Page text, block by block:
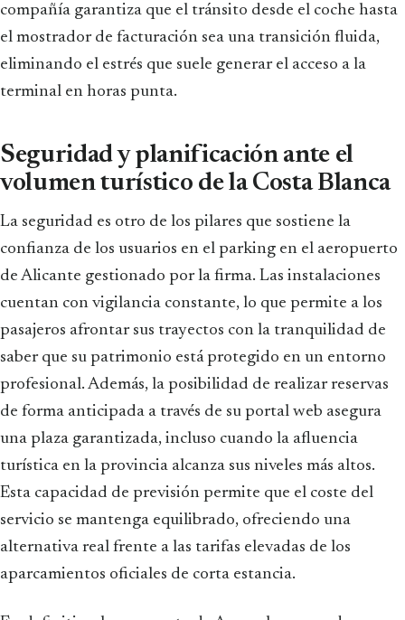
compañía garantiza que el tránsito desde el coche hasta
el mostrador de facturación sea una transición fluida,
eliminando el estrés que suele generar el acceso a la
terminal en horas punta.
Seguridad y planificación ante el
volumen turístico de la Costa Blanca
La seguridad es otro de los pilares que sostiene la
confianza de los usuarios en el parking en el aeropuerto
de Alicante gestionado por la firma. Las instalaciones
cuentan con vigilancia constante, lo que permite a los
pasajeros afrontar sus trayectos con la tranquilidad de
saber que su patrimonio está protegido en un entorno
profesional. Además, la posibilidad de realizar reservas
de forma anticipada a través de su portal web asegura
una plaza garantizada, incluso cuando la afluencia
turística en la provincia alcanza sus niveles más altos.
Esta capacidad de previsión permite que el coste del
servicio se mantenga equilibrado, ofreciendo una
alternativa real frente a las tarifas elevadas de los
aparcamientos oficiales de corta estancia.